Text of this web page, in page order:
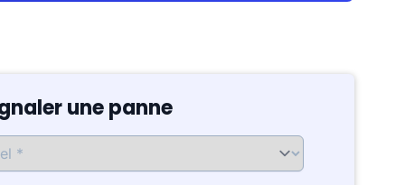
une panne